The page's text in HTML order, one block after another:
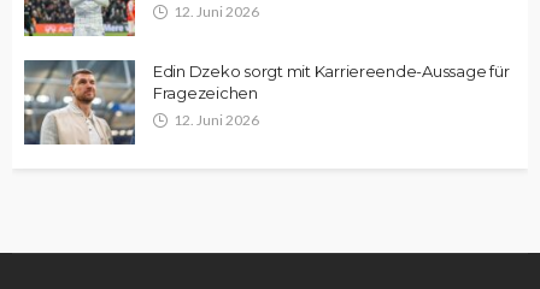
12. Juni 2026
Edin Dzeko sorgt mit Karriereende-Aussage für
Fragezeichen
12. Juni 2026